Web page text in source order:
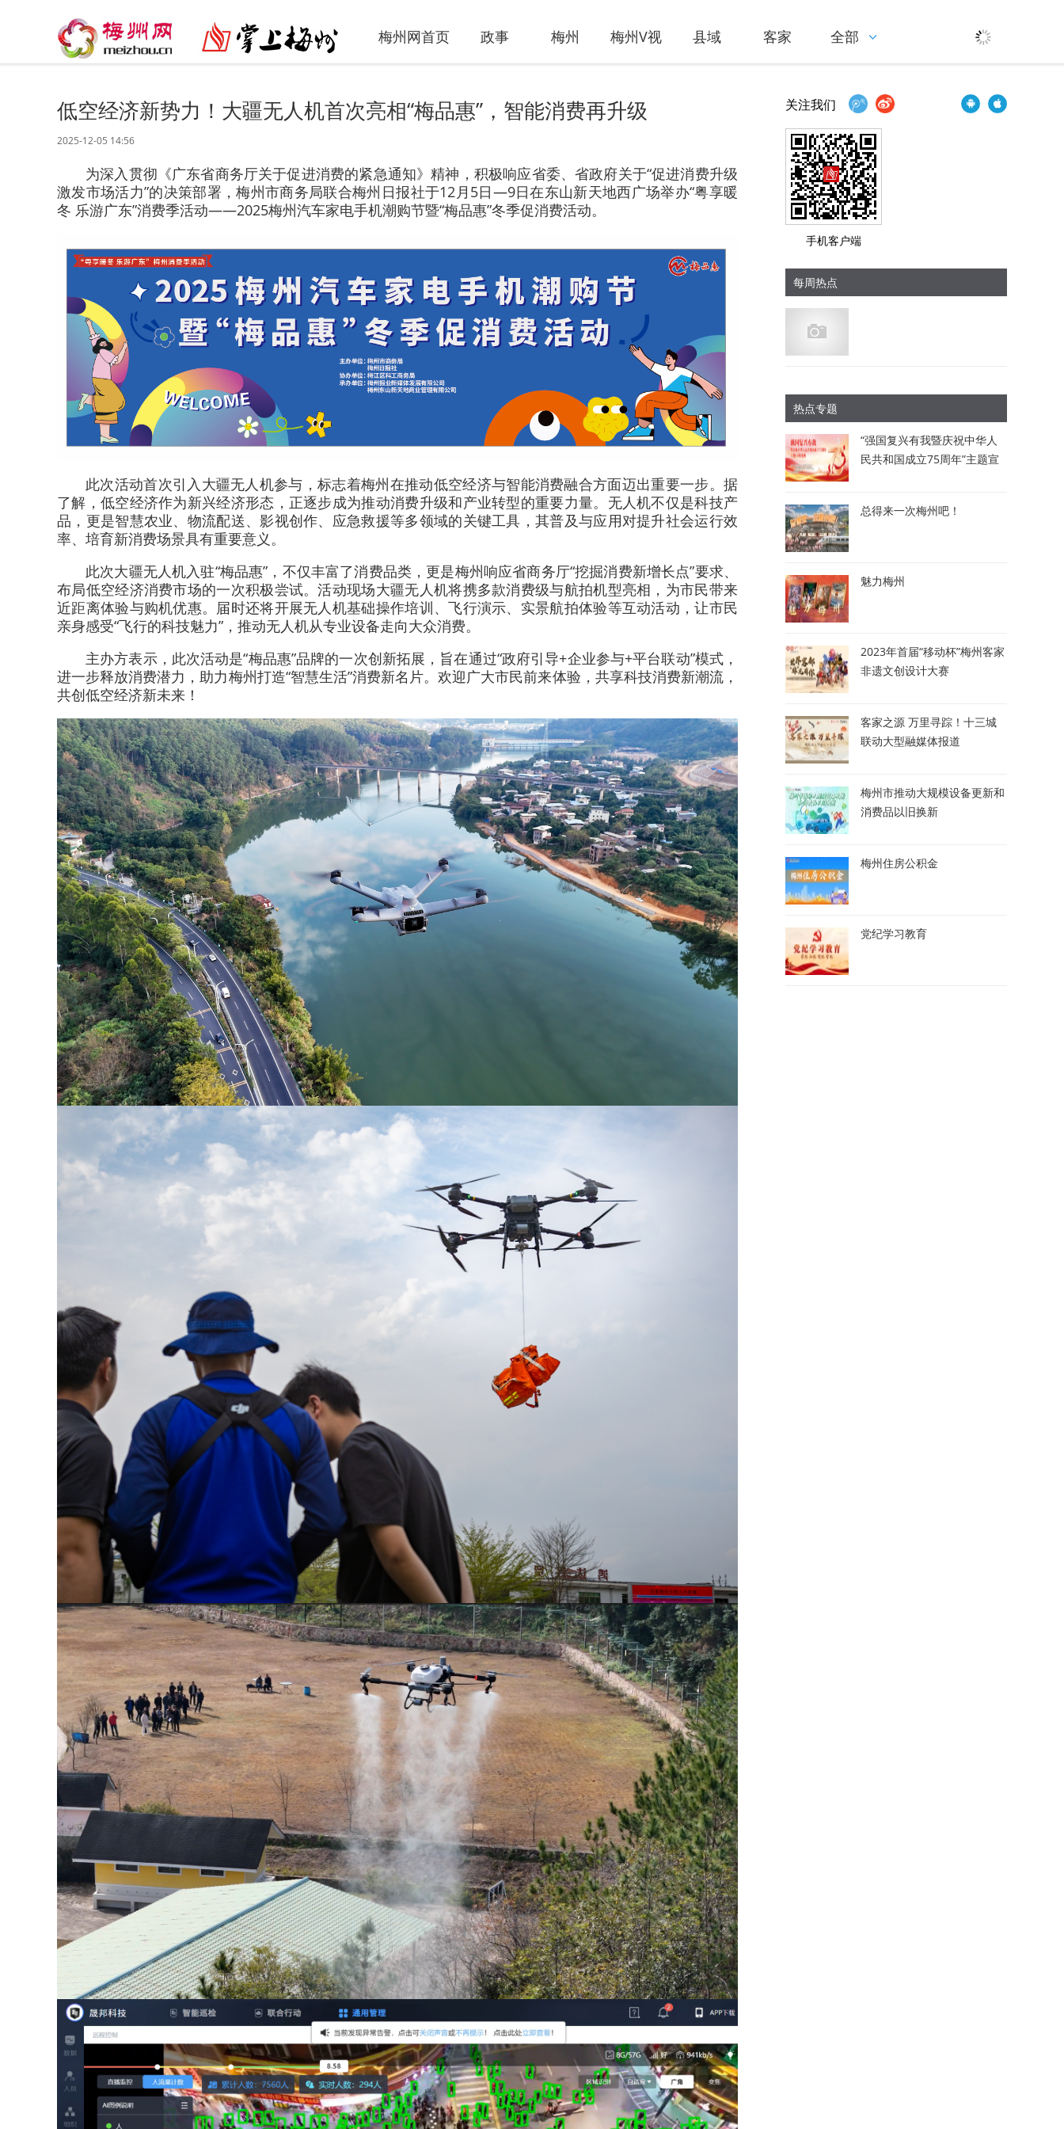
梅州网首页 政事 梅州 梅州V视 县域 客家 全部
低空经济新势力！大疆无人机首次亮相“梅品惠”，智能消费再升级
2025-12-05 14:56
为深入贯彻《广东省商务厅关于促进消费的紧急通知》精神，积极响应省委、省政府关于“促进消费升级
激发市场活力”的决策部署，梅州市商务局联合梅州日报社于12月5日—9日在东山新天地西广场举办“粤享暖
冬 乐游广东”消费季活动——2025梅州汽车家电手机潮购节暨“梅品惠”冬季促消费活动。
此次活动首次引入大疆无人机参与，标志着梅州在推动低空经济与智能消费融合方面迈出重要一步。据
了解，低空经济作为新兴经济形态，正逐步成为推动消费升级和产业转型的重要力量。无人机不仅是科技产
品，更是智慧农业、物流配送、影视创作、应急救援等多领域的关键工具，其普及与应用对提升社会运行效
率、培育新消费场景具有重要意义。
此次大疆无人机入驻“梅品惠”，不仅丰富了消费品类，更是梅州响应省商务厅“挖掘消费新增长点”要求、
布局低空经济消费市场的一次积极尝试。活动现场大疆无人机将携多款消费级与航拍机型亮相，为市民带来
近距离体验与购机优惠。届时还将开展无人机基础操作培训、飞行演示、实景航拍体验等互动活动，让市民
亲身感受“飞行的科技魅力”，推动无人机从专业设备走向大众消费。
主办方表示，此次活动是“梅品惠”品牌的一次创新拓展，旨在通过“政府引导+企业参与+平台联动”模式，
进一步释放消费潜力，助力梅州打造“智慧生活”消费新名片。欢迎广大市民前来体验，共享科技消费新潮流，
共创低空经济新未来！
关注我们
手机客户端
每周热点
热点专题
“强国复兴有我暨庆祝中华人
民共和国成立75周年”主题宣
总得来一次梅州吧！
魅力梅州
2023年首届“移动杯”梅州客家
非遗文创设计大赛
客家之源 万里寻踪！十三城
联动大型融媒体报道
梅州市推动大规模设备更新和
消费品以旧换新
梅州住房公积金
党纪学习教育